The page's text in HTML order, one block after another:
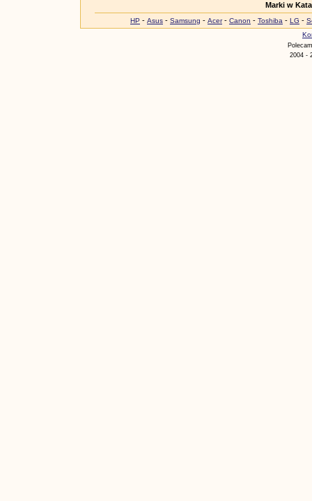
Marki w
HP - Asus - Samsung - Acer- Canon - Toshiba - LG -
2004 -